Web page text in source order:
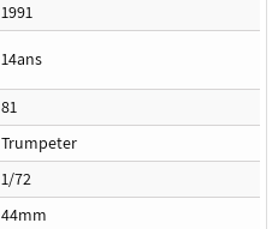
1991
14ans
81
Trumpeter
1/72
44mm